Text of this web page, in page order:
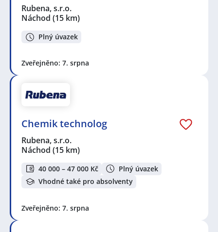
Rubena, s.r.o.
Náchod (15 km)
Plný úvazek
Zveřejněno: 7. srpna
Chemik technolog
Rubena, s.r.o.
Náchod (15 km)
40 000 – 47 000 Kč
Plný úvazek
Vhodné také pro absolventy
Zveřejněno: 7. srpna